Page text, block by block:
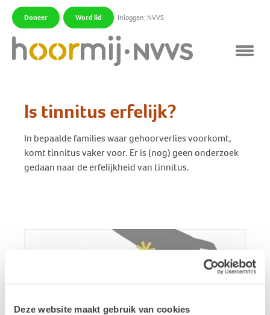
Deze website maakt gebruik van cookies
Doneer Word lid Inloggen: NVVS
Is tinnitus erfelijk?
In bepaalde families waar gehoorverlies voorkomt,
komt tinnitus vaker voor. Er is (nog) geen onderzoek
gedaan naar de erfelijkheid van tinnitus.